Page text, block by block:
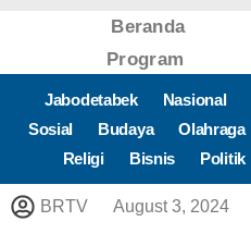
Beranda
Program
Jabodetabek Nasional
Sosial
Budaya Olahraga
Religi
Bisnis Politik
BRTV August 3, 2024